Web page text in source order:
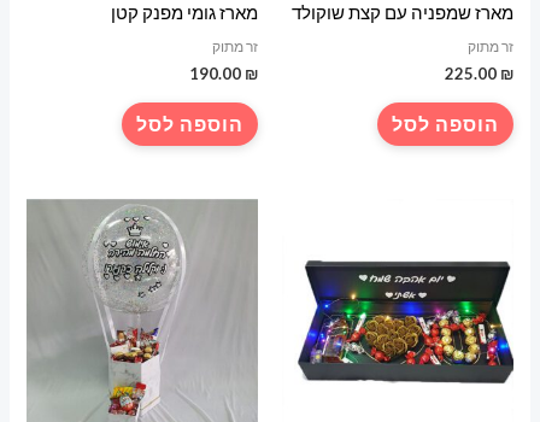
מארז שמפניה עם קצת שוקולד
זר מתוק
225.00 ₪
הוספה לסל
מארז גומי מפנק קטן
זר מתוק
190.00 ₪
הוספה לסל